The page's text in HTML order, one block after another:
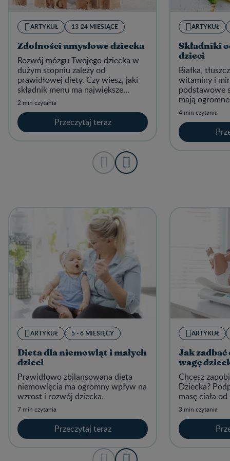
ARTYKUŁ 13-24 MIESIĄCE
Zdolności umysłowe dziecka
Rozwój mózgu Twojego dziecka w
dużym stopniu zależy od
prawidłowej diety. Czy wiesz, jaki
składnik menu ma największe
znaczenie dla zdolności
umysłowych niemowlęcia?
2 min czytania
Przeczytaj teraz
ARTYKUŁ
Składniki
dzieci
Białka,
witaminy i
podstawowe
mają
maluszka.
4 min czytania
ARTYKUŁ 5 - 6 MIESIĘCY
Dieta dla niemowląt i małych
dzieci
Prawidłowo zbilansowana dieta
niemowlęcia ma ogromny wpływ na
wzrost i rozwój dziecka.
7 min czytania
Przeczytaj teraz
ARTYKUŁ
Jak zadbać
wagę
Chcesz
Dziecka?
masę ciała
3 min czytania